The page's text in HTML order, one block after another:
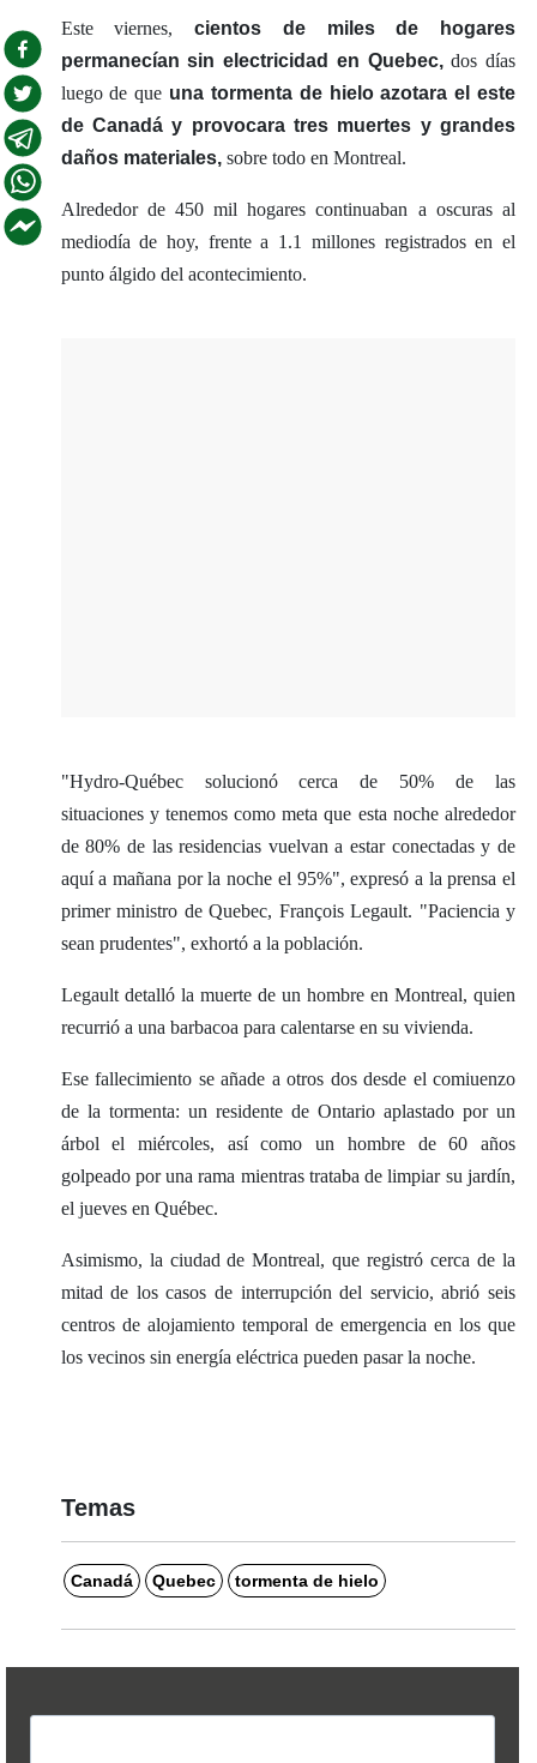
Este viernes,cientos de miles de hogares
permanecían sin electricidad en Quebec,dos días
luego de que una tormenta de hielo azotara el este
de Canadá y provocaratres muertes y grandes
daños materiales,sobre todo en Montreal.
Alrededor de 450 mil hogares continuaban a oscuras al
mediodía de hoy, frente a 1.1 millones registrados en el
punto álgido del acontecimiento.
"Hydro-Québec solucionó cerca de 50% de las
situaciones y tenemos como meta que esta noche alrededor
de 80% de las residencias vuelvan a estar conectadas y de
aquí a mañana por la noche el 95%", expresó a la prensa el
primer ministro de Quebec, François Legault. "Paciencia y
sean prudentes", exhortó a la población.
Legault detalló la muerte de un hombre en Montreal, quien
recurrió a una barbacoa para calentarse en su vivienda.
Ese fallecimiento se añade a otros dos desde el comiuenzo
de la tormenta: un residente de Ontario aplastado por un
árbol el miércoles, así como un hombre de 60 años
golpeado por una rama mientras trataba de limpiar su jardín,
el jueves en Québec.
Asimismo, la ciudad de Montreal, que registró cerca de la
mitad de los casos de interrupción del servicio, abrió seis
centros de alojamiento temporal de emergencia en los que
los vecinos sin energía eléctrica pueden pasar la noche.
Temas
Canadá Quebec tormenta de hielo